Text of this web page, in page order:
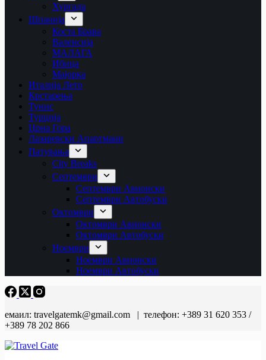
Хургада
Шпанија
Коста Брава
Валенсија
МАЛАГА
Ибица
Мајорка
Италија Лето
Крстарења
Тунис
Турција
Црна Гора
Лазаревски Апартмани
Патувања
City Breaks
Септември
Септември Авионски
Септември Автобуски
Октомври
Октомври Авионски
Октомври Автобуски
Ноември
Ноември Авионски
Ноември Автобуски
емаил: travelgatemk@gmail.com | телефон: +389 31 620 353 /
+389 78 202 866